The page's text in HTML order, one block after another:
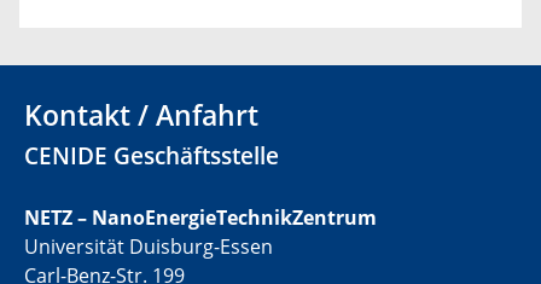
Kontakt / Anfahrt
CENIDE Geschäftsstelle
NETZ – NanoEnergieTechnikZentrum
Universität Duisburg-Essen
Carl-Benz-Str. 199